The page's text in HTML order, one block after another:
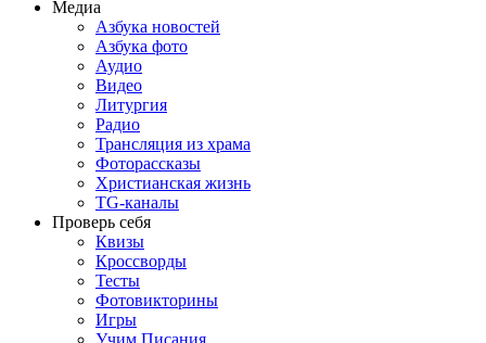
Медиа
Азбука новостей
Азбука фото
Аудио
Видео
Литургия
Радио
Трансляция из храма
Фоторассказы
Христианская жизнь
TG-каналы
Проверь себя
Квизы
Кроссворды
Тесты
Фотовикторины
Игры
Учим Писания